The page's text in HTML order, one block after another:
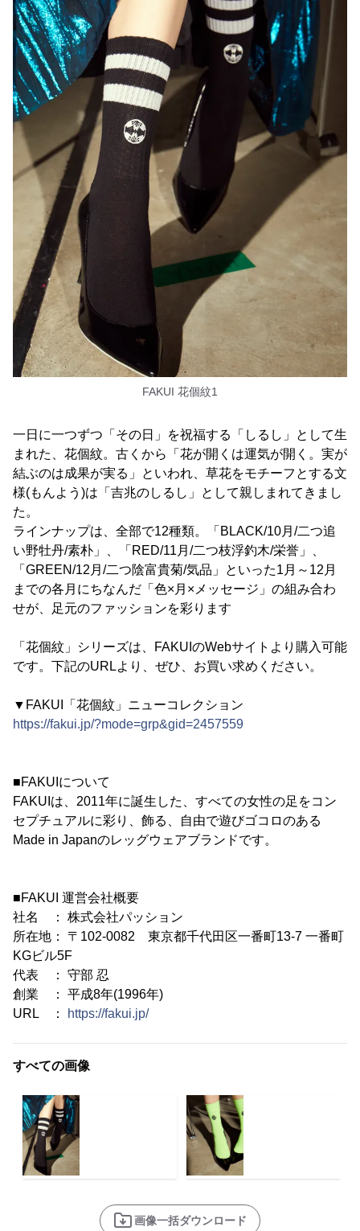
FAKUI 花個紋1
一日に一つずつ「その日」を祝福する「しるし」として生
まれた、花個紋。古くから「花が開くは運気が開く。実が
結ぶのは成果が実る」といわれ、草花をモチーフとする文
様(もんよう)は「吉兆のしるし」として親しまれてきまし
た。
ラインナップは、全部で12種類。「BLACK/10月/二つ追
い野牡丹/素朴」、「RED/11月/二つ枝浮釣木/栄誉」、
「GREEN/12月/二つ陰富貴菊/気品」といった1月～12月
までの各月にちなんだ「色×月×メッセージ」の組み合わ
せが、足元のファッションを彩ります
「花個紋」シリーズは、FAKUIのWebサイトより購入可能
です。下記のURLより、ぜひ、お買い求めください。
▼FAKUI「花個紋」ニューコレクション
https://fakui.jp/?mode=grp&gid=2457559
■FAKUIについて
FAKUIは、2011年に誕生した、すべての女性の足をコン
セプチュアルに彩り、飾る、自由で遊びゴコロのある
Made in Japanのレッグウェアブランドです。
■FAKUI 運営会社概要
社名 ： 株式会社パッション
所在地： 〒102-0082 東京都千代田区一番町13-7 一番町
KGビル5F
代表 ： 守部 忍
創業 ： 平成8年(1996年)
URL ：
https://fakui.jp/
すべての画像
画像一括ダウンロード